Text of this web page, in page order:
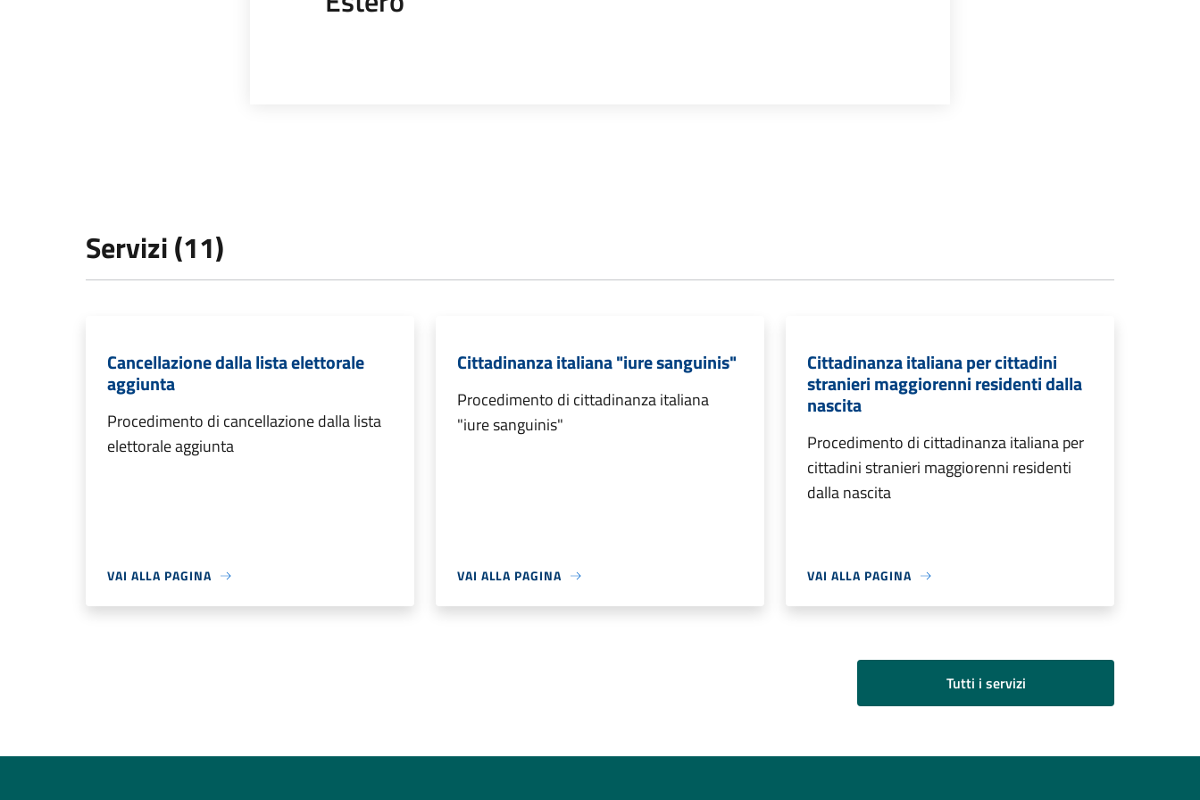
Servizi (11)
Cancellazione dalla lista elettorale
aggiunta
Procedimento di cancellazione dalla lista
elettorale aggiunta
VAI ALLA PAGINA
Cittadinanza italiana "iure sanguinis"
Procedimento di cittadinanza italiana
"iure sanguinis"
VAI ALLA PAGINA
Cittadinanza italiana per cittadini
stranieri maggiorenni residenti dalla
nascita
Procedimento di cittadinanza italiana per
cittadini stranieri maggiorenni residenti
dalla nascita
VAI ALLA PAGINA
Tutti i servizi